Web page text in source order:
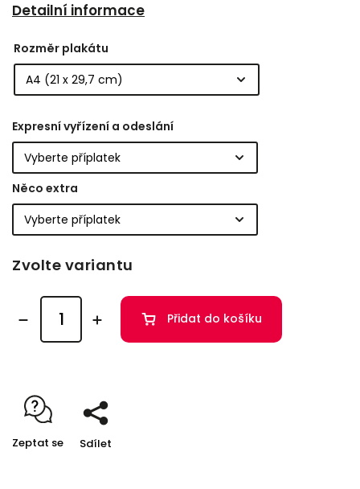
Detailní informace
Rozměr plakátu
Expresní vyřízení a odeslání
Něco extra
Zvolte variantu
Přidat do košíku
Zeptat se Sdílet